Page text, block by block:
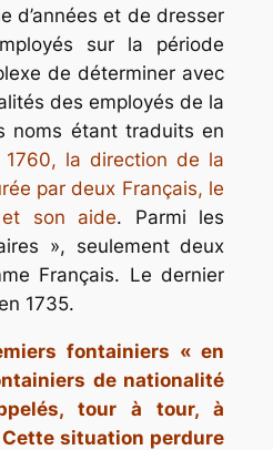
d’années et de dresser
sur la période
de déterminer avec
des employés de la
noms étant traduits en
1760, la direction de la
par deux Français, le
son aide. Parmi les
», seulement deux
Français. Le dernier
1735.
fontainiers « en
de nationalité
tour à tour, à
situation perdure